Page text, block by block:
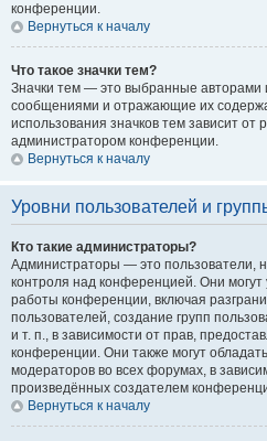
конференции.
Вернуться к началу
Что такое значки тем?
Значки тем — это выбранные авторами
сообщениями и отражающие их
использования значков тем зависит
администратором конференции.
Вернуться к началу
Уровни пользователей и
Кто такие администраторы?
Администраторы — это пользователи,
контроля над конференцией. Они могут
работы конференции, включая
пользователей, создание групп
и т. п., в зависимости от прав,
конференции. Они также могут
модераторов во всех форумах, в
произведённых создателем
Вернуться к началу